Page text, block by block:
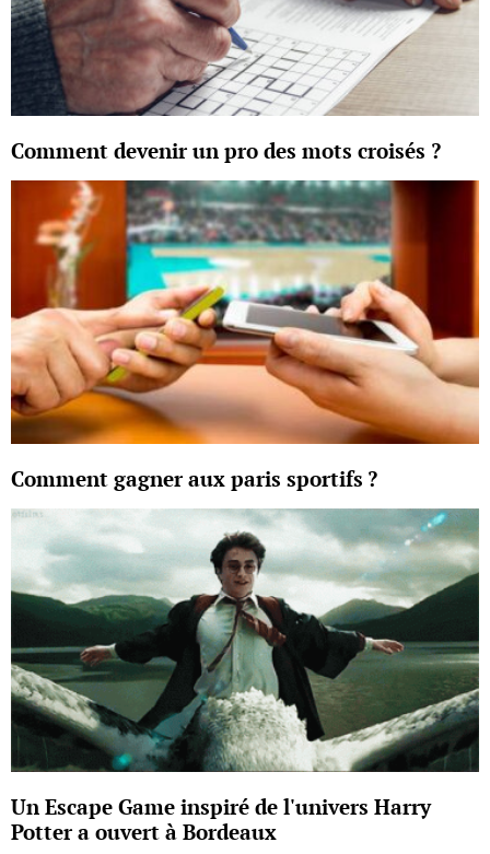
Comment devenir un pro des mots croisés ?
Comment gagner aux paris sportifs ?
Un Escape Game inspiré de l'univers Harry
Potter a ouvert à Bordeaux